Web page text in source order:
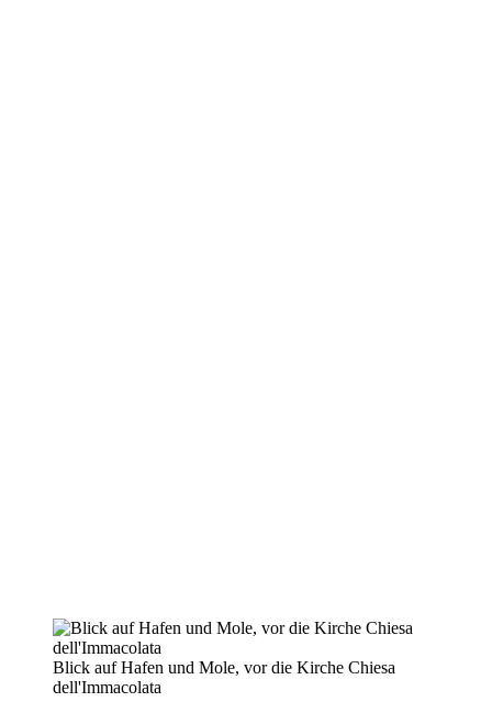
Blick auf Hafen und Mole, vor die Kirche Chiesa
dell'Immacolata